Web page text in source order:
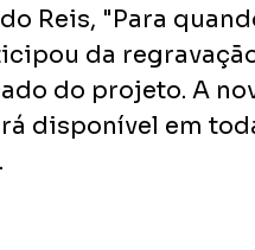
Reis, "Para
da
do projeto. A
disponível em